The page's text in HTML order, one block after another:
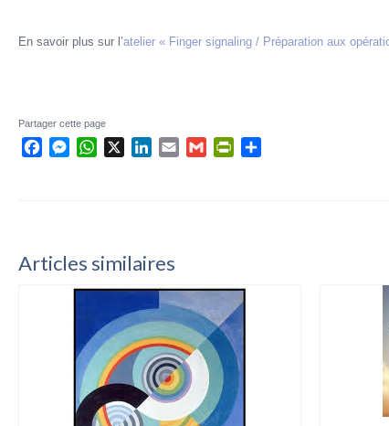
En savoir plus sur l’atelier « Finger signaling / Préparation aux
Partager cette page
FacebookMessenger
WhatsAppLinkedIn
Email Gmail PrintFriendly
Articles similaires